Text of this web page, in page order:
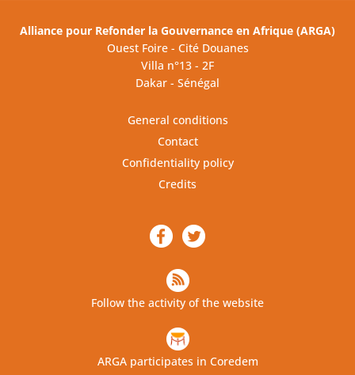
Alliance pour Refonder la Gouvernance en Afrique (ARGA)
Ouest Foire - Cité Douanes
Villa n°13 - 2F
Dakar - Sénégal
General conditions
Contact
Confidentiality policy
Credits
Follow the activity of the website
ARGA participates in Coredem